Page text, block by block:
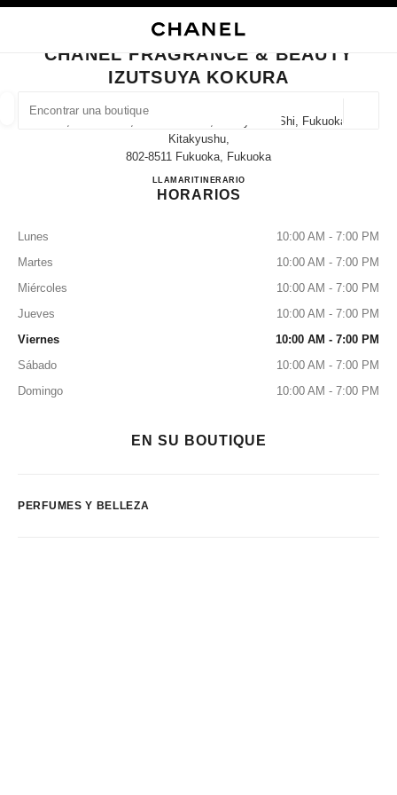
BUSCAR UNA BOUTIQUE
las sugerencias se muestran debajo de esta barra de búsqueda
0 Sugerencias disponibles
CERRAR TARJETA DE BOUTIQUE CHANEL FRAGRANCE & BEAUTY
CHANEL FRAGRANCE & BEAUTY
IZUTSUYA KOKURA
1-1, Senba-Cho, Kokurakita-Ku, Kitakyushu-Shi, Fukuoka
Kitakyushu,
802-8511 Fukuoka, Fukuoka
LLAMAR093-522-2134
ITINERARIOCHANEL FRAGRANCE &
HORARIOS
Lunes
10:00 AM - 7:00 PM
Martes
10:00 AM - 7:00 PM
Miércoles
10:00 AM - 7:00 PM
Jueves
10:00 AM - 7:00 PM
Viernes
10:00 AM - 7:00 PM
Sábado
10:00 AM - 7:00 PM
Domingo
10:00 AM - 7:00 PM
EN SU BOUTIQUE
PERFUMES Y BELLEZA
resultado de los filtros por: RELOJERÍA Y JOYERÍA